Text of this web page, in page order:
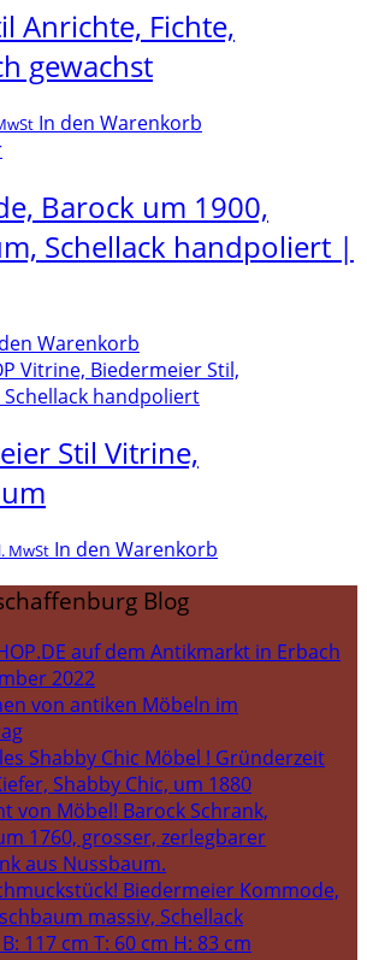
Anrichte, Fichte,
gewachst
In den Warenkorb
Barock um 1900,
Schellack handpoliert |
Warenkorb
Stil Vitrine,
MwSt In den Warenkorb
Blog
auf dem Antikmarkt in Erbach
2022
von antiken Möbeln im
Shabby Chic Möbel ! Gründerzeit
Shabby Chic, um 1880
von Möbel! Barock Schrank,
1760, grosser, zerlegbarer
aus Nussbaum.
Biedermeier Kommode,
massiv, Schellack
117 cm T: 60 cm H: 83 cm